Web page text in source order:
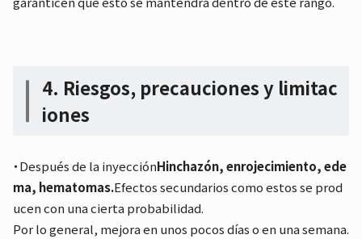
4. Riesgos, precauciones y limitac
iones
・Después de la inyecciónHinchazón, enrojecimiento, ede
ma, hematomas.Efectos secundarios como estos se prod
ucen con una cierta probabilidad.
Por lo general, mejora en unos pocos días o en una semana.